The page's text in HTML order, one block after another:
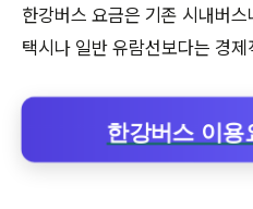
한강버스 요금은 기존 시내버
택시나 일반 유람선보다는 경
한강버스 이용